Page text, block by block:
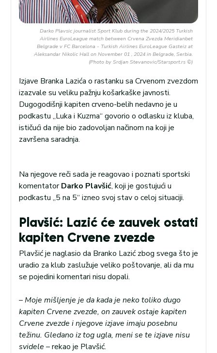
Darko Plavsic journalist Sport Klub during the 2024/2025 Turkish
Airlines EuroLeague match between Crvena Zvezda Meridianbet
Belgrade v FC Barcelona - Turkish Airlines EuroLeague Gasteiz at
Aleksandar Nikolic Hall on November 01 , 2024 in Belgrade, Serbia.
(Photo by Srdjan Stevanovic/Starsport.rs ©)
Izjave Branka Lazića o rastanku sa Crvenom zvezdom
izazvale su veliku pažnju košarkaške javnosti.
Dugogodišnji kapiten crveno-belih nedavno je u
podkastu „Luka i Kuzma“ govorio o odlasku iz kluba,
ističući da nije bio zadovoljan načinom na koji je
završena saradnja.
Na njegove reči sada je reagovao i poznati sportski
komentatorDarko Plavšić, koji je gostujući u
podkastu „5 na 5“ izneo svoj stav o celoj situaciji.
Plavšić: Lazić će zauvek ostati
kapiten Crvene zvezde
Plavšić je naglasio da Branko Lazić zbog svega što je
uradio za klub zaslužuje veliko poštovanje, ali da mu
se pojedini komentari nisu dopali.
–Moje mišljenje je da kada je neko toliko dugo
kapiten Crvene zvezde, on zauvek ostaje kapiten
Crvene zvezde i njegove izjave imaju posebnu
težinu. Gledano iz tog ugla, meni se te izjave nisu
svidele – rekao je Plavšić.